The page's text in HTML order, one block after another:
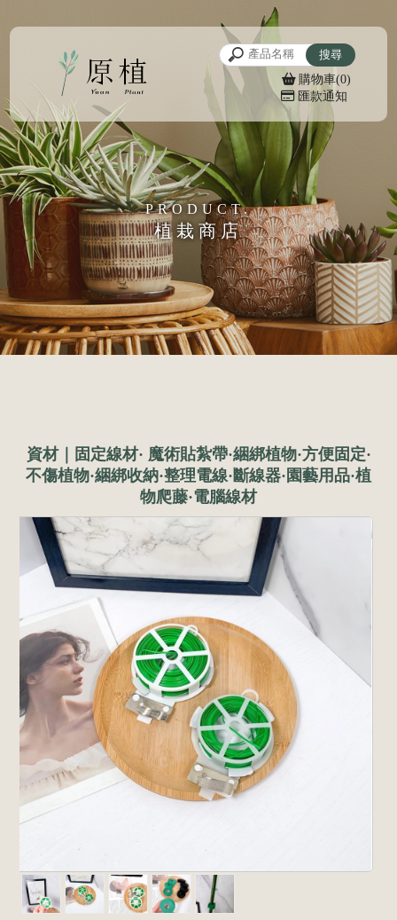
購物車(0)
匯款通知
植栽商店
資材｜固定線材· 魔術貼紮帶·綑綁植物·方便固定·
不傷植物·綑綁收納·整理電線·斷線器·園藝用品·植
物爬藤·電腦線材